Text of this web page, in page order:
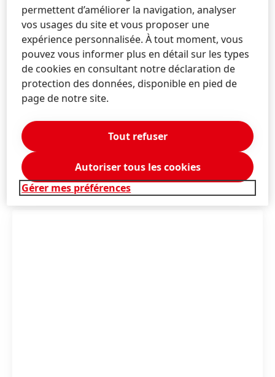
Trash Catcherutilisé par Waste Free Oceans
Plus d'information
permettent d’améliorer la navigation, analyser
vos usages du site et vous proposer une
expérience personnalisée. À tout moment, vous
pouvez vous informer plus en détail sur les types
de cookies en consultant notre déclaration de
protection des données, disponible en pied de
page de notre site.
Gérer mes préférences
Tout refuser
Autoriser tous les cookies